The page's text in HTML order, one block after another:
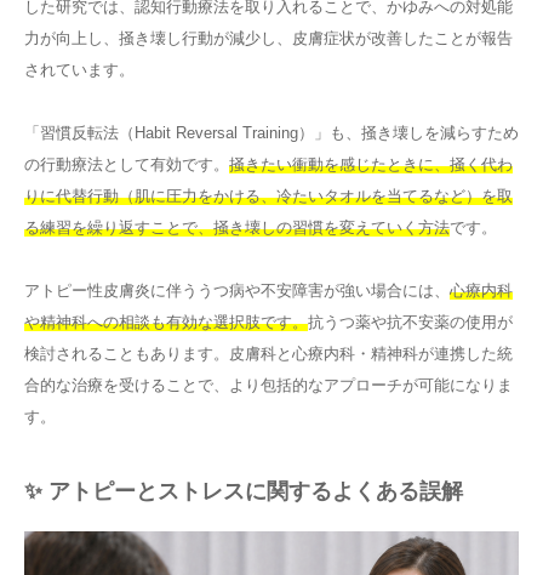
した研究では、認知行動療法を取り入れることで、かゆみへの対処能
力が向上し、掻き壊し行動が減少し、皮膚症状が改善したことが報告
されています。
「習慣反転法（Habit Reversal Training）」も、掻き壊しを減らすため
の行動療法として有効です。 掻きたい衝動を感じたときに、掻く代わ
りに代替行動（肌に圧力をかける、冷たいタオルを当てるなど）を取
る練習を繰り返すことで、掻き壊しの習慣を変えていく方法です。
アトピー性皮膚炎に伴ううつ病や不安障害が強い場合には、 心療内科
や精神科への相談も有効な選択肢です。抗うつ薬や抗不安薬の使用が
検討されることもあります。皮膚科と心療内科・精神科が連携した統
合的な治療を受けることで、より包括的なアプローチが可能になりま
す。
✨ アトピーとストレスに関するよくある誤解